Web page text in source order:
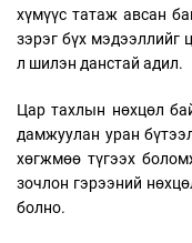
хүмүүс татаж авсан
зэрэг бүх мэдээллийг
л шилэн данстай адил.
Цар тахлын нөхцөл
дамжуулан уран
хөгжмөө түгээх
зочлон гэрээний
болно.